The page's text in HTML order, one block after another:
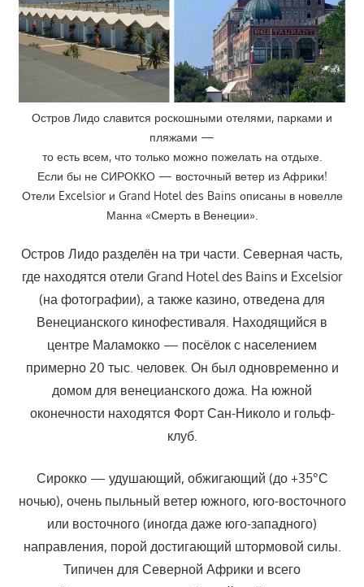
Остров Лидо славится роскошными отелями, парками и
пляжами —
то есть всем, что только можно пожелать на отдыхе.
Если бы не СИРОККО — восточный ветер из Африки!
Отели Excelsior и Grand Hotel des Bains описаны в новелле
Манна «Смерть в Венеции».
Остров Лидо разделён на три части. Северная часть,
где находятся отели Grand Hotel des Bains и Excelsior
(на фотографии), а также казино, отведена для
Венецианского кинофестиваля. Находящийся в
центре Маламокко — посёлок с населением
примерно 20 тыс. человек. Он был одновременно и
домом для венецианского дожа. На южной
оконечности находятся Форт Сан-Николо и гольф-
клуб.
Сирокко — удушающий, обжигающий (до +35°С
ночью), очень пыльный ветер южного, юго-восточного
или восточного (иногда даже юго-западного)
направления, порой достигающий штормовой силы.
Типичен для Северной Африки и всего